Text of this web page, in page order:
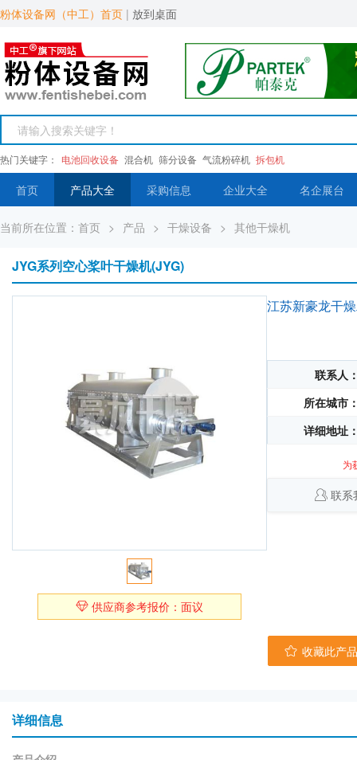
粉体设备网（中工）首页 | 放到桌面
热门关键字： 电池回收设备 混合机 筛分设备 气流粉碎机 拆包机
首页 产品大全 采购信息 企业大全 名企展台
当前所在位置： 首页 > 产品 > 干燥设备 > 其他干燥机
JYG系列空心桨叶干燥机(JYG)
供应商参考报价：面议
江苏新豪龙干
联系人
所在城市
详细地址
为
联系
收藏此产品
详细信息